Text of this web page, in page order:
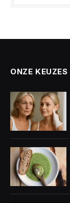
ONZE KEUZES